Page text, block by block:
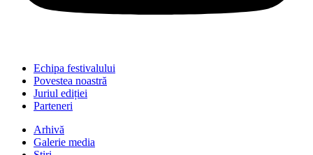
Echipa festivalului
Povestea noastră
Juriul ediției
Parteneri
Arhivă
Galerie media